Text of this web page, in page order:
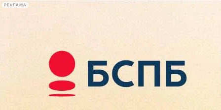
РЕКЛАМА
Сегодня:
2026.08.10
11:54
Афиша Plus